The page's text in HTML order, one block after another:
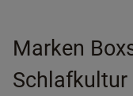
Marken
Schlafkultur